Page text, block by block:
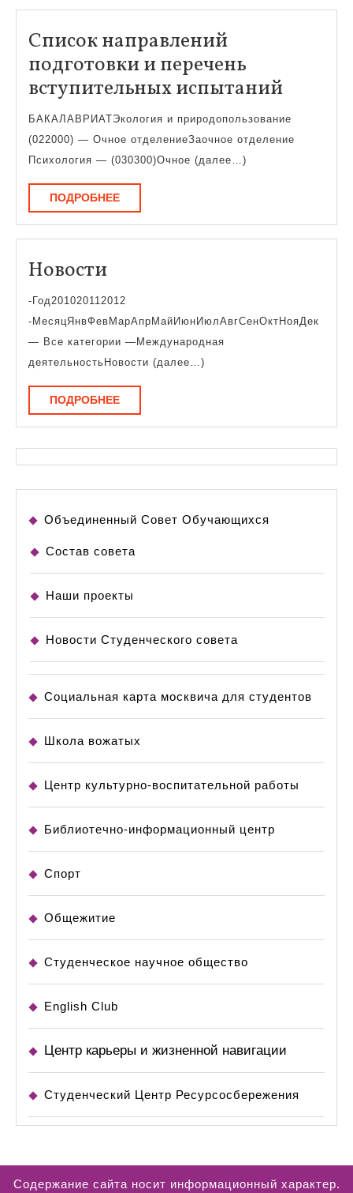
Список направлений
подготовки и перечень
вступительных испытаний
БАКАЛАВРИАТЭкология и природопользование
(022000) — Очное отделениеЗаочное отделение
Психология — (030300)Очное (далее…)
ПОДРОБНЕЕПОДРОБНЕЕ
Новости
-Год201020112012
-МесяцЯнвФевМарАпрМайИюнИюлАвгСенОктНояДек
— Все категории —Международная
деятельностьНовости (далее…)
ПОДРОБНЕЕПОДРОБНЕЕ
Объединенный Совет Обучающихся
Состав совета
Наши проекты
Новости Студенческого совета
Социальная карта москвича для студентов
Школа вожатых
Центр культурно-воспитательной работы
Библиотечно-информационный центр
Спорт
Общежитие
Студенческое научное общество
English Club
Центр карьеры и жизненной навигации
Студенческий Центр Ресурсосбережения
Содержание сайта носит информационный характер.